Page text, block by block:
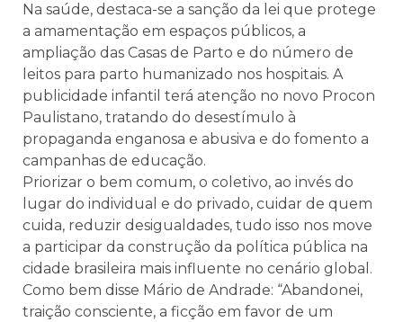
Na saúde, destaca-se a sanção da lei que protege
a amamentação em espaços públicos, a
ampliação das Casas de Parto e do número de
leitos para parto humanizado nos hospitais. A
publicidade infantil terá atenção no novo Procon
Paulistano, tratando do desestímulo à
propaganda enganosa e abusiva e do fomento a
campanhas de educação.
Priorizar o bem comum, o coletivo, ao invés do
lugar do individual e do privado, cuidar de quem
cuida, reduzir desigualdades, tudo isso nos move
a participar da construção da política pública na
cidade brasileira mais influente no cenário global.
Como bem disse Mário de Andrade: “Abandonei,
traição consciente, a ficção em favor de um